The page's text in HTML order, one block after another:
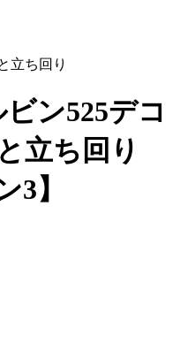
立ち回り
ビン525デコ
立ち回り
3】